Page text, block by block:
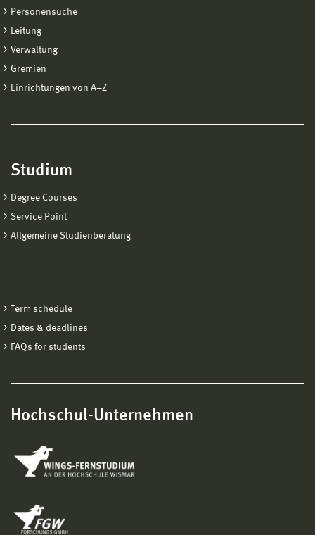
Personensuche
Leitung
Verwaltung
Gremien
Einrichtungen von A−Z
Studium
Degree Courses
Service Point
Allgemeine Studienberatung
Term schedule
Dates & deadlines
FAQs for students
Hochschul-Unternehmen